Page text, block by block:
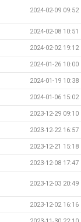
2024-02-09 09:52
2024-02-08 10:51
2024-02-02 19:12
2024-01-26 10:00
2024-01-19 10:38
2024-01-06 15:02
2023-12-29 09:10
2023-12-22 16:57
2023-12-21 15:18
2023-12-08 17:47
2023-12-03 20:49
2023-12-02 16:16